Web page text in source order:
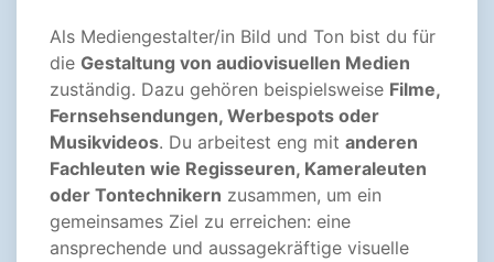
Als Mediengestalter/in Bild und Ton bist du für
die Gestaltung von audiovisuellen Medien
zuständig. Dazu gehören beispielsweise Filme,
Fernsehsendungen, Werbespots oder
Musikvideos. Du arbeitest eng mit anderen
Fachleuten wie Regisseuren, Kameraleuten
oder Tontechnikern zusammen, um ein
gemeinsames Ziel zu erreichen: eine
ansprechende und aussagekräftige visuelle